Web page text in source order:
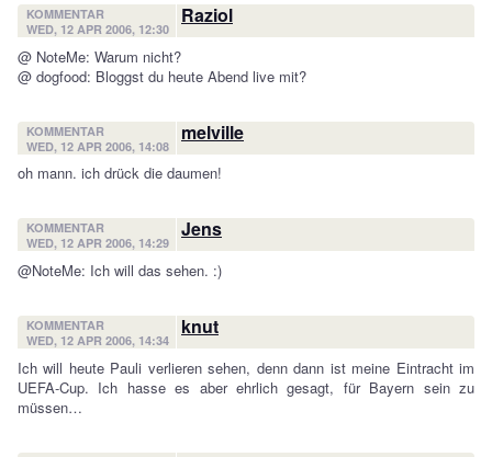
KOMMENTAR
WED, 12 APR 2006, 12:30
Raziol
@ NoteMe: Warum nicht?
@ dogfood: Bloggst du heute Abend live mit?
KOMMENTAR
WED, 12 APR 2006, 14:08
melville
oh mann. ich drück die daumen!
KOMMENTAR
WED, 12 APR 2006, 14:29
Jens
@NoteMe: Ich will das sehen. :)
KOMMENTAR
WED, 12 APR 2006, 14:34
knut
Ich will heute Pauli verlieren sehen, denn dann ist meine Eintracht im
UEFA-Cup. Ich hasse es aber ehrlich gesagt, für Bayern sein zu
müssen…